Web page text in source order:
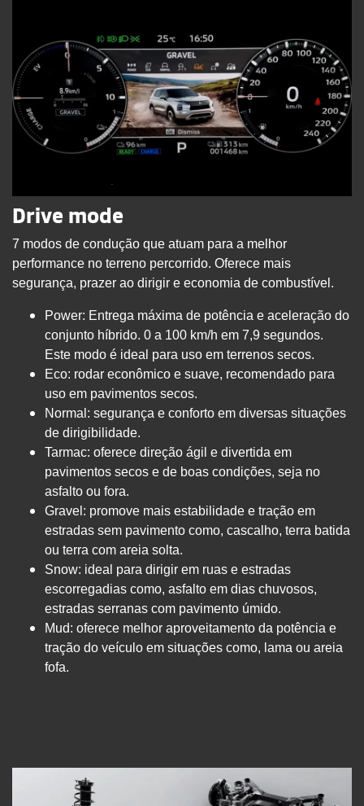
Drive mode
7 modos de condução que atuam para a melhor
performance no terreno percorrido. Oferece mais
segurança, prazer ao dirigir e economia de combustível.
Power: Entrega máxima de potência e aceleração do
conjunto híbrido. 0 a 100 km/h em 7,9 segundos.
Este modo é ideal para uso em terrenos secos.
Eco: rodar econômico e suave, recomendado para
uso em pavimentos secos.
Normal: segurança e conforto em diversas situações
de dirigibilidade.
Tarmac: oferece direção ágil e divertida em
pavimentos secos e de boas condições, seja no
asfalto ou fora.
Gravel: promove mais estabilidade e tração em
estradas sem pavimento como, cascalho, terra batida
ou terra com areia solta.
Snow: ideal para dirigir em ruas e estradas
escorregadias como, asfalto em dias chuvosos,
estradas serranas com pavimento úmido.
Mud: oferece melhor aproveitamento da potência e
tração do veículo em situações como, lama ou areia
fofa.